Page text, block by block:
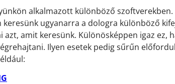
alkalmazott különböző szoftverekben.
ugyanarra a dologra különböző
amit keresünk. Különösképpen igaz ez,
Ilyen esetek pedig sűrűn